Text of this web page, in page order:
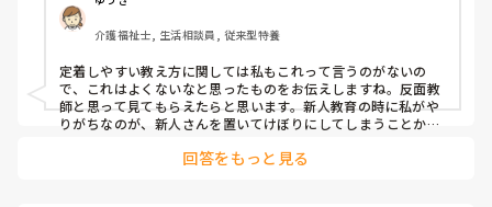
介護福祉士, 生活相談員, 従来型特養
定着しやすい教え方に関しては私もこれって言うのがないの
で、これはよくないなと思ったものをお伝えしますね。反面教
師と思って見てもらえたらと思います。新人教育の時に私がや
りがちなのが、新人さんを置いてけぼりにしてしまうことかな
業務スピードも知識も全く違います。なので、教えていると時
回答をもっと見る